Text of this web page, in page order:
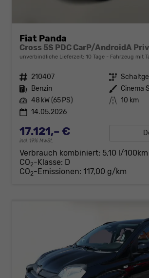
Fiat Panda
Cross 5S PDC CarP/AndroidA
unverbindliche Lieferzeit: 10 Tage Fahrzeug mit
Fahrzeugnr. 210407 Getriebe
Kraftstoff Benzin Außenfarbe Cinema
Leistung 48 kW (65 PS) Kilometerstand 10 km
14.05.2026
17.121,– €
incl. 19% MwSt.
Verbrauch kombiniert: 5,10 l/100km
CO2-Klasse: D
CO2-Emissionen: 117,00 g/km